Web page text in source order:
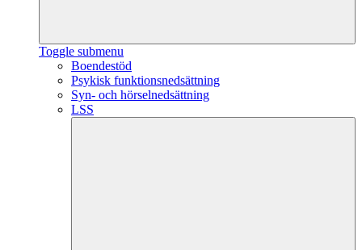
Toggle submenu
Boendestöd
Psykisk funktionsnedsättning
Syn- och hörselnedsättning
LSS